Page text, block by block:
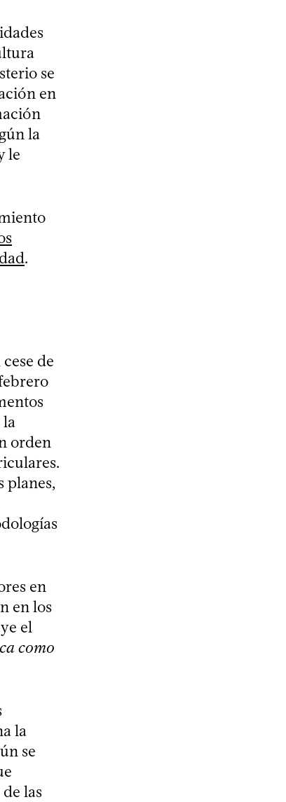
se
en
la
le
.
de
la
orden
planes,
en
en los
el
como
la
se
las